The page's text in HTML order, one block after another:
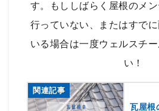
す。もししばらく屋根のメ
行っていない、またはすで
いる場合は一度ウェルスチ
い！
関連記事
瓦屋根